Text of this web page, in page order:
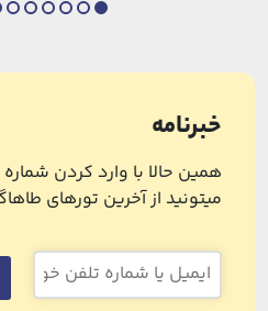
خبرنامه
همین حالا با وارد کردن
میتونید از آخرین تورهای